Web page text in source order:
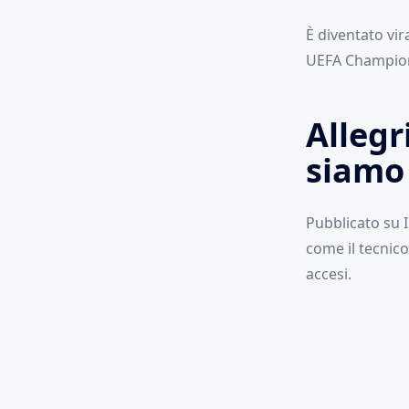
È diventato
UEFA
Pubblicato su
come il
accesi.